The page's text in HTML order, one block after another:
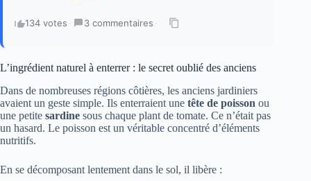
134 votes · 3 commentaires ·
L’ingrédient naturel à enterrer : le secret oublié des anciens
Dans de nombreuses régions côtières, les anciens jardiniers
avaient un geste simple. Ils enterraient une tête de poisson ou
une petite sardine sous chaque plant de tomate. Ce n’était pas
un hasard. Le poisson est un véritable concentré d’éléments
nutritifs.
En se décomposant lentement dans le sol, il libère :